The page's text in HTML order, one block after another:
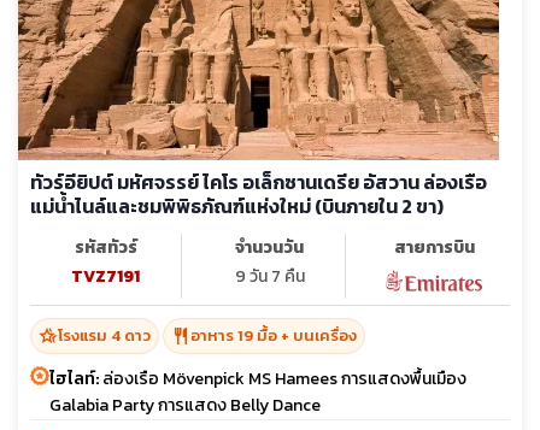
ทัวร์อียิปต์ มหัศจรรย์ ไคโร อเล็กซานเดรีย อัสวาน ล่องเรือ
แม่น้ำไนล์และชมพิพิธภัณฑ์แห่งใหม่ (บินภายใน 2 ขา)
รหัสทัวร์
TVZ7191
จำนวนวัน
9 วัน 7 คืน
สายการบิน
hotel_classโรงแรม 4 ดาว restaurant อาหาร 19 มื้อ + บนเครื่อง
ไฮไลท์:ล่องเรือ Mövenpick MS Hamees การแสดงพื้นเมือง
Galabia Party การแสดง Belly Dance